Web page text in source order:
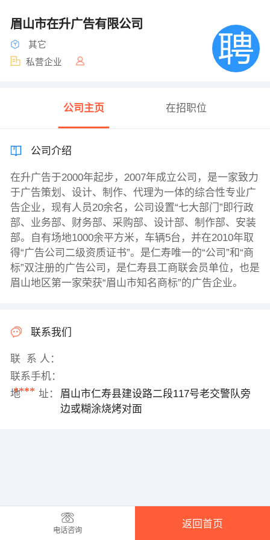
眉山市在升广告有限公司
其它
私营企业
公司主页 在招职位
公司介绍
在升广告于2000年起步，2007年成立公司，是一家致力
于广告策划、设计、制作、代理为一体的综合性专业广
告企业，现有人员20余名，公司设置“七大部门”即行政
部、业务部、财务部、采购部、设计部、制作部、安装
部。自有场地1000余平方米，车辆5台，并在2010年取
得“广告公司二级资质证书”。是仁寿唯一的“公司”和“商
标”双注册的广告公司，是仁寿县工商联会员单位，也是
眉山地区第一家荣获“眉山市知名商标”的广告企业。
联系我们
联 系 人：
联系手机：
****
地 址：
眉山市仁寿县建设路二段117号老交警队旁
边或糊涂烧烤对面
电话咨询
返回首页